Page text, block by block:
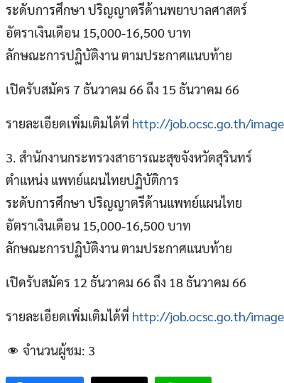
ระดับการศึกษา ปริญญาตรีด้านพยาบาลศาสตร์
อัตราเงินเดือน 15,000-16,500 บาท
ลักษณะการปฏิบัติงาน ตามประกาศแนบท้าย
เปิดรับสมัคร 7 ธันวาคม 66 ถึง 15 ธันวาคม 66
รายละเอียดเพิ่มเติมได้ที่ http://job.ocsc.go.th/
3. สำนักงานกระทรวงสาธารณะสุขจังหวัดสุรินทร์
ตำแหน่ง แพทย์แผนไทยปฏิบัติการ
ระดับการศึกษา ปริญญาตรีด้านแพทย์แผนไทย
อัตราเงินเดือน 15,000-16,500 บาท
ลักษณะการปฏิบัติงาน ตามประกาศแนบท้าย
เปิดรับสมัคร 12 ธันวาคม 66 ถึง 18 ธันวาคม 66
รายละเอียดเพิ่มเติมได้ที่ http://job.ocsc.go.th/
จำนวนผู้ชม: 3